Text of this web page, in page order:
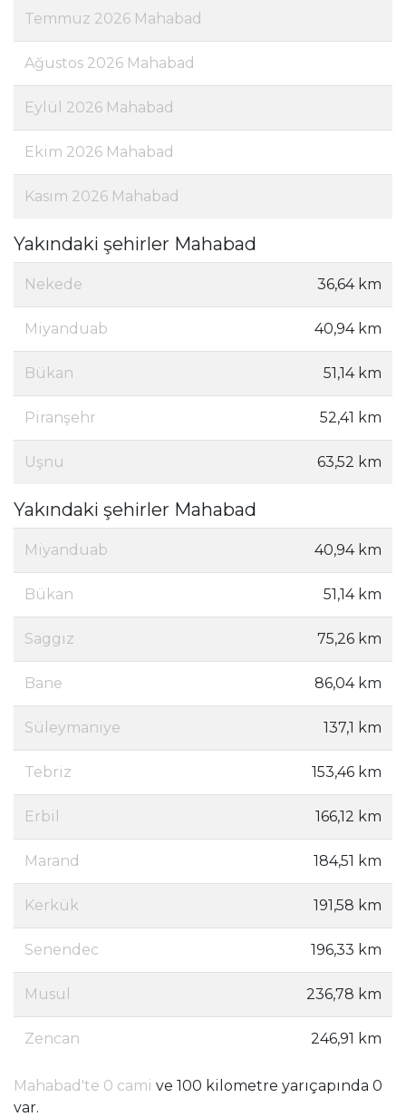
Temmuz 2026 Mahabad
Ağustos 2026 Mahabad
Eylül 2026 Mahabad
Ekim 2026 Mahabad
Kasım 2026 Mahabad
Yakındaki şehirler Mahabad
Nekede 36,64 km
Miyanduab 40,94 km
Bükan 51,14 km
Piranşehr 52,41 km
Uşnu 63,52 km
Yakındaki şehirler Mahabad
Miyanduab 40,94 km
Bükan 51,14 km
Saggız 75,26 km
Bane 86,04 km
Süleymaniye 137,1 km
Tebriz 153,46 km
Erbil 166,12 km
Marand 184,51 km
Kerkük 191,58 km
Senendec 196,33 km
Musul 236,78 km
Zencan 246,91 km
Mahabad'te 0 cami ve 100 kilometre yarıçapında 0
var.